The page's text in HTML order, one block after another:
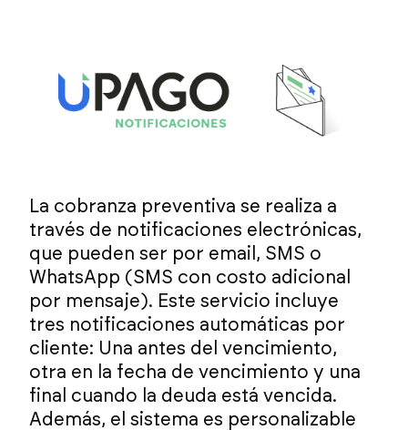
La cobranza preventiva se realiza a
través de notificaciones electrónicas,
que pueden ser por email, SMS o
WhatsApp (SMS con costo adicional
por mensaje). Este servicio incluye
tres notificaciones automáticas por
cliente: Una antes del vencimiento,
otra en la fecha de vencimiento y una
final cuando la deuda está vencida.
Además, el sistema es personalizable